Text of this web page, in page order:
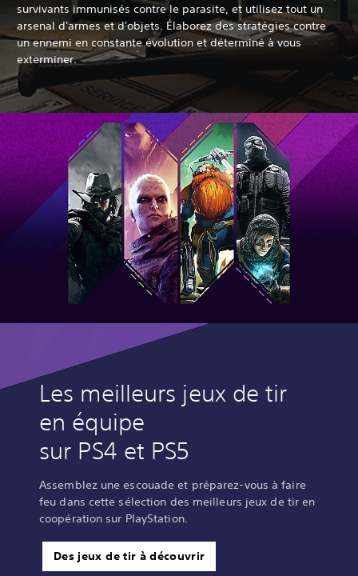
survivants immunisés contre le parasite, et utilisez tout un
arsenal d'armes et d'objets. Élaborez des stratégies contre
un ennemi en constante évolution et déterminé à vous
exterminer.
Les meilleurs jeux de tir
en équipe
sur PS4 et PS5
Assemblez une escouade et préparez-vous à faire
feu dans cette sélection des meilleurs jeux de tir en
coopération sur PlayStation.
Des jeux de tir à découvrir